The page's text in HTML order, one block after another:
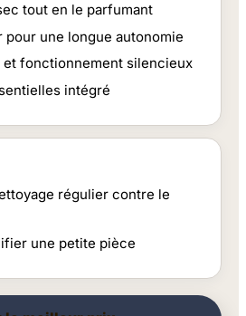
tout en le parfumant
pour une longue autonomie
et fonctionnement silencieux
intégré
régulier contre le
une petite pièce